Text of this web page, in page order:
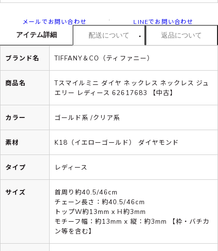
メールでお問い合わせ LINEでお問い合わせ
アイテム詳細 配送について 返品について
ブランド名 TIFFANY＆CO（ティファニー）
商品名
Tスマイルミニ ダイヤ ネックレス ネックレス ジュ
エリー レディース 62617683 【中古】
カラー ゴールド系 /クリア系
素材 K18（イエローゴールド） ダイヤモンド
タイプ レディース
サイズ
首周り約40.5/46cm
チェーン長さ：約40.5/46cm
トップW約13mm x H約3mm
モチーフ幅：約13mm x 縦：約3mm 【枠・バチカ
ン等を含む】